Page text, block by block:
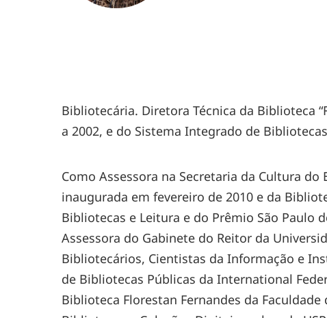
Bibliotecária. Diretora Técnica da Biblioteca
a 2002, e do Sistema Integrado de
Como Assessora na Secretaria da Cultura
inaugurada em fevereiro de 2010 e da
Bibliotecas e Leitura e do Prêmio São Paulo
Assessora do Gabinete do Reitor da
Bibliotecários, Cientistas da Informação e
de Bibliotecas Públicas da International
Biblioteca Florestan Fernandes da